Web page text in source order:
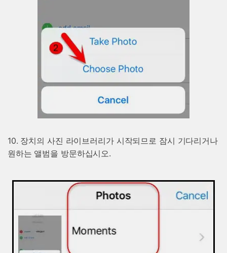
10. 장치의 사진 라이브러리가 시작되므로 잠시 기다리거나
원하는 앨범을 방문하십시오.